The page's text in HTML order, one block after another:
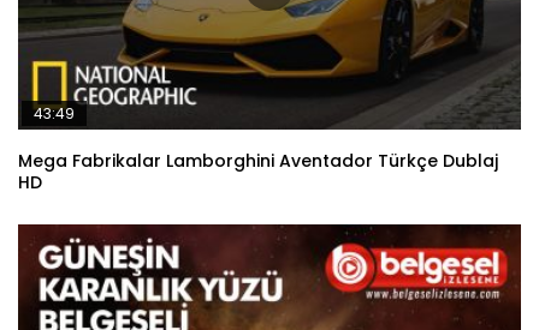
43:49
Mega Fabrikalar Lamborghini Aventador Türkçe Dublaj
HD